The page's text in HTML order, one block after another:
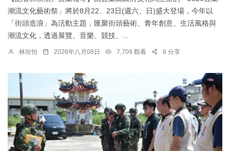
潮流文化藝術祭」將於8月22、23日(週六、日)盛大登場，今年以
「街頭造浪」為活動主題，匯聚街頭藝術、青年創意、生活風格與
潮流文化，透過展覽、音樂、競技、...
林欣怡 2026年八月08日 7,709 觀看 8 分享